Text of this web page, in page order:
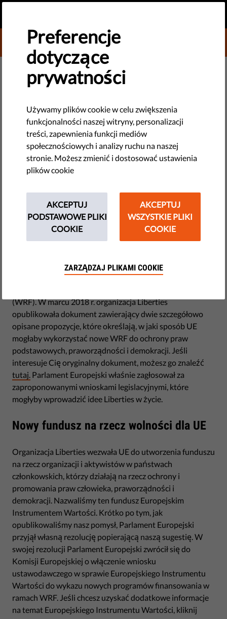
DONATE TO LIBERTIES
DEMOKRACJA I SPRAWIEDLIWOŚĆ
​Parlament Europejski chce
lepszej ochrony wolności
obywatelskich. Co na to Rada
UE?
PE zagłosował nad dwiema propozycjami legislacyjnymi,
ideach zarysowanych przez Liberties. Oto, co oznaczają
wyniki głosowania.
UE negocjuje obecnie kolejny siedmioletni plan wydatków,
(WRF). W marcu 2018 r. organizacja Liberties
opublikowała dokument zawierający dwie szczegółowo
opisane propozycje, które określają, w jaki sposób UE
mogłaby wykorzystać nowe WRF do ochrony praw
podstawowych, praworządności i demokracji. Jeśli
interesuje Cię oryginalny dokument, możesz go znaleźć
tutaj. Parlament Europejski właśnie zagłosował za
zaproponowanymi wnioskami legislacyjnymi, które
mogłyby wprowadzić idee Liberties w życie.
Nowy fundusz na rzecz wolności dla UE
Organizacja Liberties wezwała UE do utworzenia funduszu
na rzecz organizacji i aktywistów w państwach
członkowskich, którzy działają na rzecz ochrony i
promowania praw człowieka, praworządności i
demokracji. Nazwaliśmy ten fundusz Europejskim
Instrumentem Wartości. Krótko po tym, jak
opublikowaliśmy nasz pomysł, Parlament Europejski
przyjął własną rezolucję popierającą naszą sugestię. W
swojej rezolucji Parlament Europejski zwrócił się do
Komisji Europejskiej o włączenie wniosku
ustawodawczego w sprawie Europejskiego Instrumentu
Wartości do wykazu nowych programów finansowania w
ramach WRF. Jeśli chcesz uzyskać dodatkowe informacje
na temat Europejskiego Instrumentu Wartości, kliknij
Preferencje
dotyczące
prywatności
Używamy plików cookie w celu zwiększenia
funkcjonalności naszej witryny, personalizacji
treści, zapewnienia funkcji mediów
społecznościowych i analizy ruchu na naszej
stronie. Możesz zmienić i dostosować ustawienia
plików cookie
AKCEPTUJ
PODSTAWOWE PLIKI
COOKIE
AKCEPTUJ
WSZYSTKIE PLIKI
COOKIE
ZARZĄDZAJ PLIKAMI COOKIE